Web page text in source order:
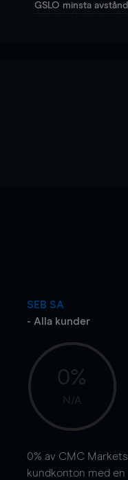
GSLO minsta avstånd
SEB SA
- Alla kunder
0%
N/A
0% av CMC Markets
kundkonton med en